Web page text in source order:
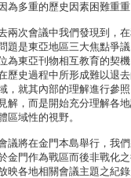
為多重的歷史因素困難重
兩次會議中我們發現到，
題是東亞地區三大焦點爭
為東亞刊物相互教育的契
歷史過程中所形成難以退
，就其內部的理解進行參
解，而是開始充分理解各
區域性的視野。
議將在金門本島舉行，我
金門作為戰區而後非戰化
映各地相關會議主題之紀